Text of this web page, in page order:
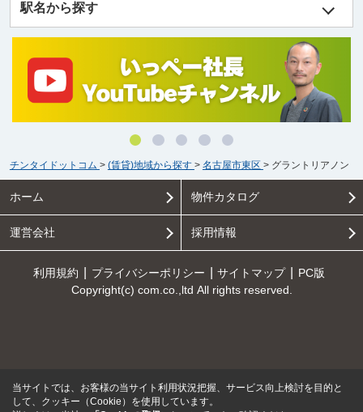
駅名から探す
チンタイドットコム > (賃貸)地域から探す > 名古屋市東区 > グラントリアノン
ホーム 物件カタログ
運営会社 採用情報
利用規約 プライバシーポリシー サイトマップ
PC版
Copyright(c) com.co.,ltd All rights reserved.
当サイトでは、お客様の当サイト利用状況把握、サービス向上検討を目的と
して、クッキー（Cookie）を使用しています。